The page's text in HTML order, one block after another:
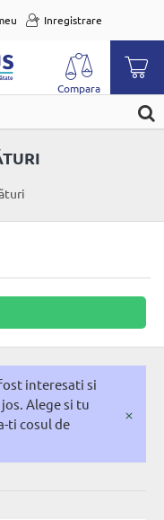
Inregistrare
interesati si
Alege si tu
ti cosul de